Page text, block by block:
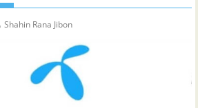
Shahin Rana Jibon